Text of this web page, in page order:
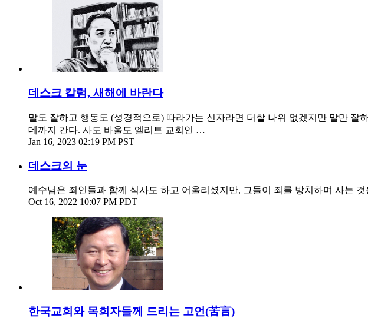
데스크 칼럼, 새해에 바란다
말도 잘하고 행동도 (성경적으로) 따라가는 신자라면 더할 나위 없겠지만 말만
데까지 간다. 사도 바울도 엘리트 교회인 …
Jan 16, 2023 02:19 PM PST
데스크의 눈
예수님은 죄인들과 함께 식사도 하고 어울리셨지만, 그들이 죄를 방치하며 사는
Oct 16, 2022 10:07 PM PDT
한국교회와 목회자들께 드리는 고언(苦言)